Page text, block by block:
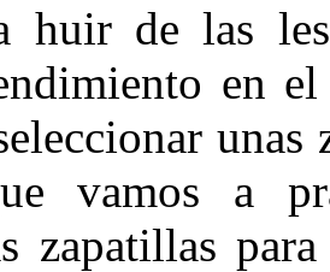
huir de las
en
vamos a
zapatillas